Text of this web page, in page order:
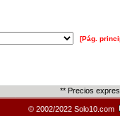
[Pág.
** Precios
© 2002/2022 Solo10.com